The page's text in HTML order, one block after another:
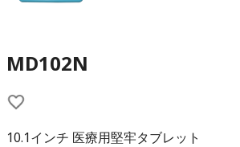
MD102N
10.1インチ 医療用堅牢タブレット